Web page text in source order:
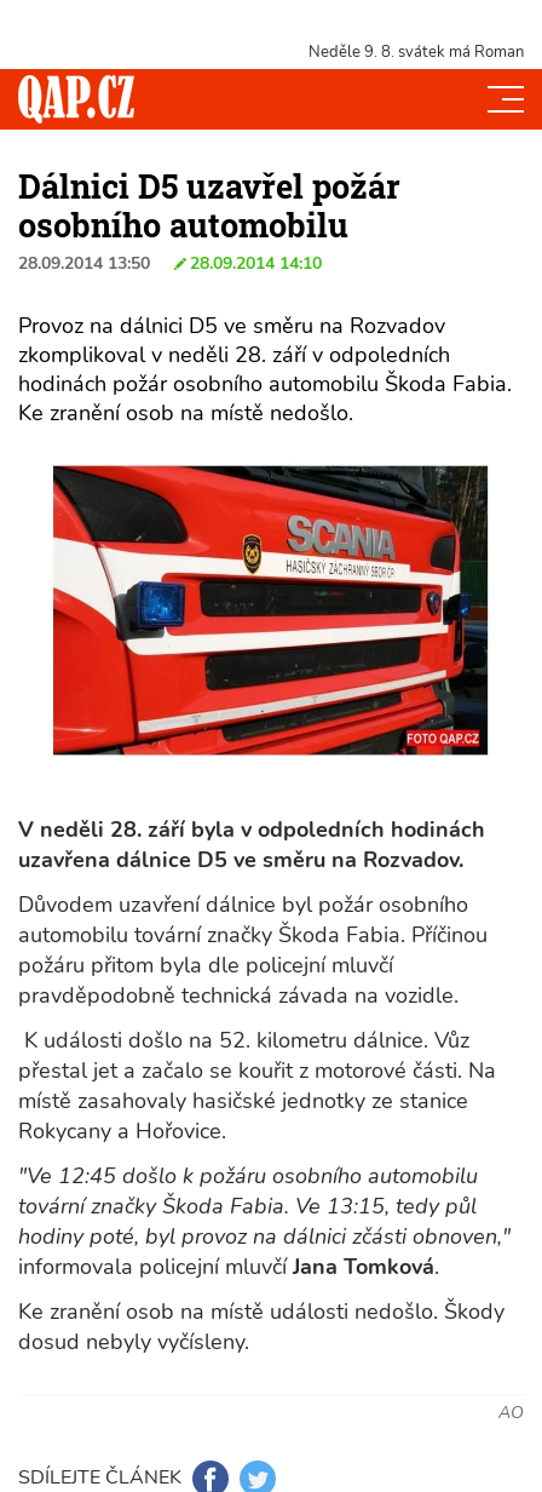
Neděle 9. 8. svátek má Roman
Dálnici D5 uzavřel požár
osobního automobilu
28.09.2014 13:50 28.09.2014 14:10
Provoz na dálnici D5 ve směru na Rozvadov
zkomplikoval v neděli 28. září v odpoledních
hodinách požár osobního automobilu Škoda Fabia.
Ke zranění osob na místě nedošlo.
V neděli 28. září byla v odpoledních hodinách
uzavřena dálnice D5 ve směru na Rozvadov.
Důvodem uzavření dálnice byl požár osobního
automobilu tovární značky Škoda Fabia. Příčinou
požáru přitom byla dle policejní mluvčí
pravděpodobně technická závada na vozidle.
K události došlo na 52. kilometru dálnice. Vůz
přestal jet a začalo se kouřit z motorové části. Na
místě zasahovaly hasičské jednotky ze stanice
Rokycany a Hořovice.
"Ve 12:45 došlo k požáru osobního automobilu
tovární značky Škoda Fabia. Ve 13:15, tedy půl
hodiny poté, byl provoz na dálnici zčásti obnoven,"
informovala policejní mluvčíJana Tomková.
Ke zranění osob na místě události nedošlo. Škody
dosud nebyly vyčísleny.
AO
SDÍLEJTE ČLÁNEK